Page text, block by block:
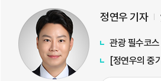
정연우 기자
관광 필수코
[정연우의 중